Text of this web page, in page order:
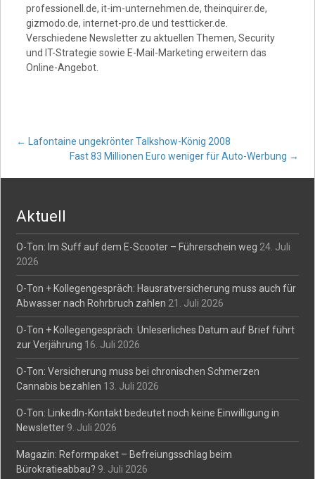
professionell.de, it-im-unternehmen.de, theinquirer.de,
gizmodo.de, internet-pro.de und testticker.de.
Verschiedene Newsletter zu aktuellen Themen, Security
und IT-Strategie sowie E-Mail-Marketing erweitern das
Online-Angebot.
Post
←
Lafontaine ungekrönter Talkshow-König 2008
Fast 83 Millionen Euro weniger für Auto-Werbung →
Aktuell
O-Ton: Im Suff auf dem E-Scooter – Führerschein weg 24. Juli
2026
O-Ton + Kollegengespräch: Hausratversicherung muss auch für
Abwasser nach Rohrbruch zahlen 21. Juli 2026
O-Ton + Kollegengespräch: Unleserliches Datum auf Brief führt
zur Verjährung 16. Juli 2026
O-Ton: Versicherung muss bei chronischen Schmerzen
Cannabis bezahlen 13. Juli 2026
O-Ton: LinkedIn-Kontakt bedeutet noch keine Einwilligung in
Newsletter 9. Juli 2026
Magazin: Reformpaket – Befreiungsschlag beim
Bürokratieabbau? 9. Juli 2026